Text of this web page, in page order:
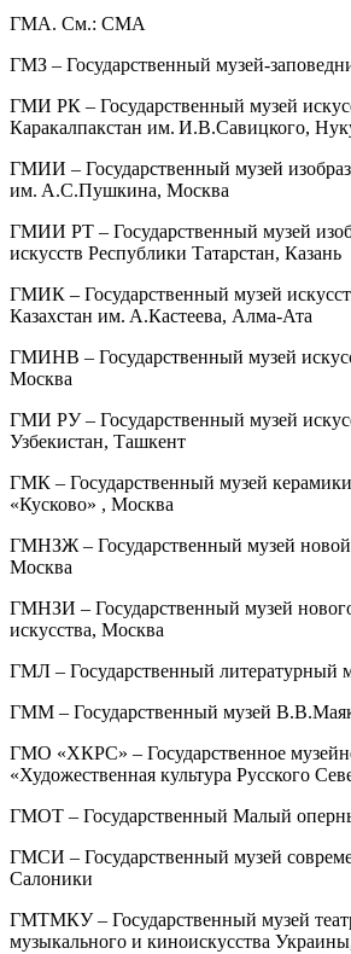
ГМА. См.: СМА
ГМЗ – Государственный музей-
ГМИ РК – Государственный музей
Каракалпакстан им. И.В.Савицкого,
ГМИИ – Государственный музей
им. А.С.Пушкина, Москва
ГМИИ РТ – Государственный музей
искусств Республики Татарстан, Казань
ГМИК – Государственный музей
Казахстан им. А.Кастеева, Алма-Ата
ГМИНВ – Государственный музей
Москва
ГМИ РУ – Государственный музей
Узбекистан, Ташкент
ГМК – Государственный музей
«Кусково» , Москва
ГМНЗЖ – Государственный музей
Москва
ГМНЗИ – Государственный музей
искусства, Москва
ГМЛ – Государственный литературный
ГММ – Государственный музей
ГМО «ХКРС» – Государственное
«Художественная культура Русского
ГМОТ – Государственный Малый
ГМСИ – Государственный музей
Салоники
ГМТМКУ – Государственный музей
музыкального и киноискусства